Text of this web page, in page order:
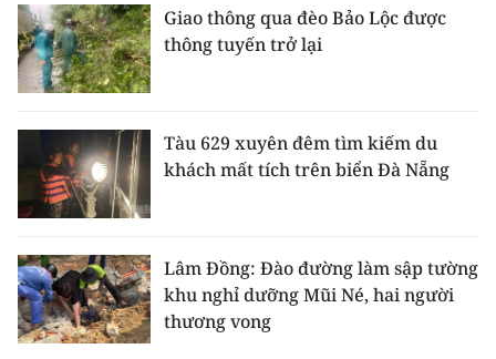
Giao thông qua đèo Bảo Lộc được
thông tuyến trở lại
Tàu 629 xuyên đêm tìm kiếm du
khách mất tích trên biển Đà Nẵng
Lâm Đồng: Đào đường làm sập tường
khu nghỉ dưỡng Mũi Né, hai người
thương vong